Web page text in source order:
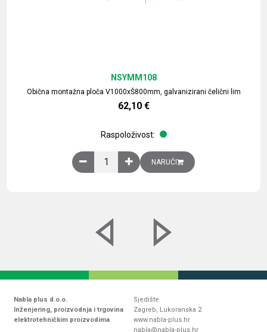
Obična montažna ploča V1000xŠ800mm, galvanizirani čelični lim
NSYMM108
62,10 €
Raspoloživost:
Obična montažna ploča V1000xŠ800mm,
NARUČI
Nabla plus d.o.o.
Inženjering, proizvodnja i trgovina
elektrotehničkim proizvodima
Sjedište
Zagreb, Lukoranska 2
www.nabla-plus.hr
nabla@nabla-plus.hr